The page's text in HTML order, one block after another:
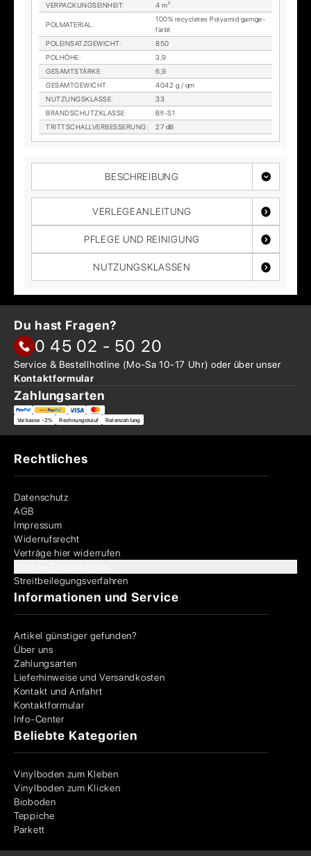
VER­PA­CKUNGS­EIN­HEIT: 4 m²
POL­MA­TE­RI­AL :
100% re­cy­cle­tes Po­ly­amid garn­ge­
färbt
POL­EIN­SATZ­GE­WICHT:
850
POL­HÖ­HE:
3,9
GE­SAMT­STÄR­KE:
6,9
GE­SAMT­GE­WICHT:
4042 g / qm
NUT­ZUNGS­KLAS­SE:
33
BRAND­SCHUTZ­KLAS­SE:
Bfl-S1
TRITT­SCHALL­VER­BES­SE­RUNG: 27 dB
BESCHREIBUNG
VERLEGEANLEITUNG
PFLEGE UND REINIGUNG
NUTZUNGSKLASSEN
Du hast Fragen?
0 45 02 - 50 20
Service & Bestellhotline (Mo-Sa 10-17 Uhr) oder überunser
Kontaktformular
Zahlungsarten
Vorkasse -2% Rechnungskauf Ratenzahlung
Rechtliches
Datenschutz
AGB
Impressum
Widerrufsrecht
Verträge hier widerrufen
Streitbeilegungsverfahren
Informationen und Service
Artikel günstiger gefunden?
Über uns
Zahlungsarten
Lieferhinweise und Versandkosten
Kontakt und Anfahrt
Kontaktformular
Info-Center
Beliebte Kategorien
Vinylboden zum Kleben
Vinylboden zum Klicken
Bioboden
Teppiche
Parkett